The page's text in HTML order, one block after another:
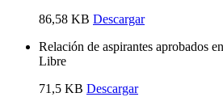
86,58 KB Descargar
Relación de aspirantes aprobados
Libre
71,5 KB Descargar